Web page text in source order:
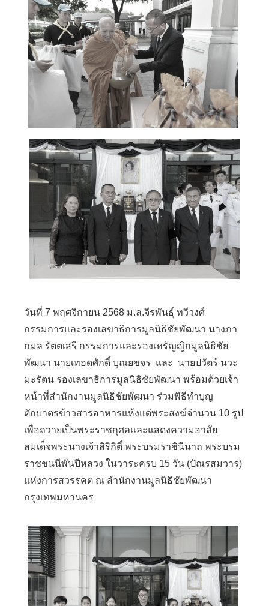
วันที่ 7 พฤศจิกายน 2568 ม.ล.จีรพันธุ์ ทวีวงศ์
กรรมการและรองเลขาธิการมูลนิธิชัยพัฒนา นางภา
กมล รัตตเสรี กรรมการและรองเหรัญญิกมูลนิธิชัย
พัฒนา นายเทอดศักดิ์ บุณยขจร และ นายปวัตร์ นวะ
มะรัตน รองเลขาธิการมูลนิธิชัยพัฒนา พร้อมด้วยเจ้า
หน้าที่สำนักงานมูลนิธิชัยพัฒนา ร่วมพิธีทำบุญ
ตักบาตรข้าวสารอาหารแห้งแด่พระสงฆ์จำนวน 10 รูป
เพื่อถวายเป็นพระราชกุศลและแสดงความอาลัย
สมเด็จพระนางเจ้าสิริกิติ์ พระบรมราชินีนาถ พระบรม
ราชชนนีพันปีหลวง ในวาระครบ 15 วัน (ปัณรสมวาร)
แห่งการสวรรคต ณ สำนักงานมูลนิธิชัยพัฒนา
กรุงเทพมหานคร